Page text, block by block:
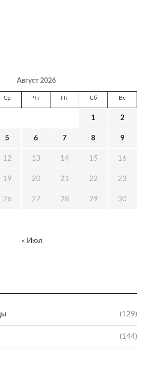
(129)
(144)
Август 2026
Ср Чт Пт Сб Вс
1 2
5 6 7 8 9
12 13 14 15 16
19 20 21 22 23
26 27 28 29 30
« Июл